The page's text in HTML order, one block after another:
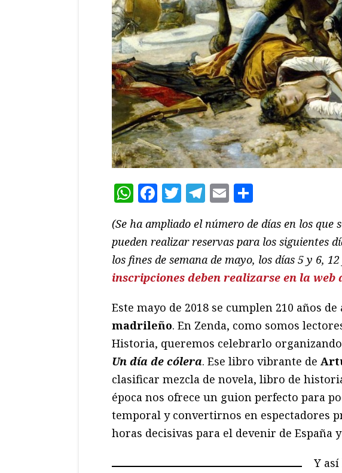
WhatsApp
Facebook
Twitter
Telegram
Email
(Se ha ampliado el número de días en los que
pueden realizar reservas para los siguientes
los fines de semana de mayo, los días 5 y 6,
inscripciones deben realizarse en la web
Este mayo de 2018 se cumplen 210 años de
madrileño. En Zenda, como somos
Historia, queremos celebrarlo
Un día de cólera. Ese libro vibrante de
clasificar mezcla de novela, libro de
época nos ofrece un guion perfecto para
temporal y convertirnos en espectadores
horas decisivas para el devenir de España
Y